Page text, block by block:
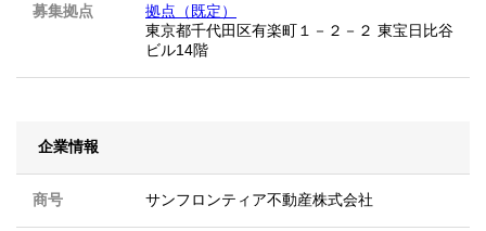
募集拠点
拠点（既定）
東京都千代田区有楽町１－２－２ 東宝日比谷
ビル14階
企業情報
商号 サンフロンティア不動産株式会社